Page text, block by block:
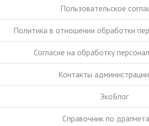
Пользовательское
Политика в отношении обработки
Согласие на обработку
Контакты
ЭкоБлог
Справочник по